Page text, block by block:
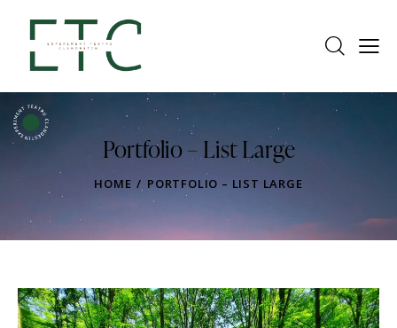
Portfolio – List Large
HOME PORTFOLIO – LIST LARGE